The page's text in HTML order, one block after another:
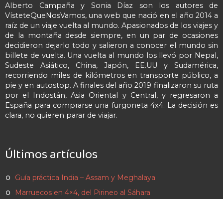
Alberto Campaña y Sonia Díaz son los autores de
VísteteQueNosVamos, una web que nació en el año 2014 a
raíz de un viaje vuelta al mundo. Apasionados de los viajes y
de la montaña desde siempre, en un par de ocasiones
decidieron dejarlo todo y salieron a conocer el mundo sin
billete de vuelta. Una vuelta al mundo los llevó por Nepal,
Sudeste Asiático, China, Japón, EE.UU y Sudamérica,
recorriendo miles de kilómetros en transporte público, a
pie y en autostop. A finales del año 2019 finalizaron su ruta
por el Indostán, Asia Oriental y Central, y regresaron a
España para comprarse una furgoneta 4x4. La decisión es
clara, no quieren parar de viajar.
Últimos artículos
Guía práctica India – Assam y Meghalaya
Marruecos en 4×4, del Pirineo al Sáhara